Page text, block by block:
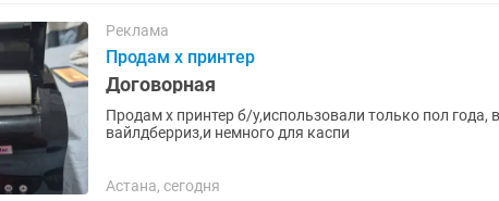
Реклама
Продам х принтер
Договорная
Продам х принтер б/у,использовали только пол года,
вайлдберриз,и немного для каспи
Астана, сегодня